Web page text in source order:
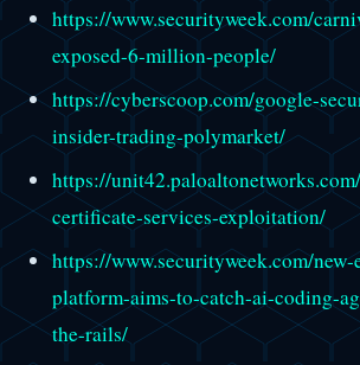
https://www.securityweek.com/
exposed-6-million-people/
https://cyberscoop.com/google-
insider-trading-polymarket/
https://
certificate-services-exploitation/
https://www.securityweek.com/new-
platform-aims-to-catch-ai-coding-
the-rails/